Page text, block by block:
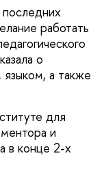
работать
о
а также
для
и
в конце 2-х